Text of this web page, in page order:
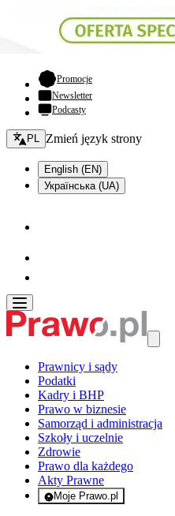
Promocje- otwiera się w nowej
Newsletter
Podcasty
Zmień język - bieżący:
PL Zmień język strony
English (EN)
Українська (UA)
Prawnicy i sądy
Podatki
Kadry i BHP
Prawo w biznesie
Samorząd i administracja
Szkoły i uczelnie
Zdrowie
Prawo dla każdego
Akty Prawne
Moje Prawo.pl
- rejestracja i